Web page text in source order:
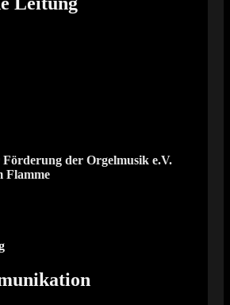
Förderung der Orgelmusik e.V.
Flamme